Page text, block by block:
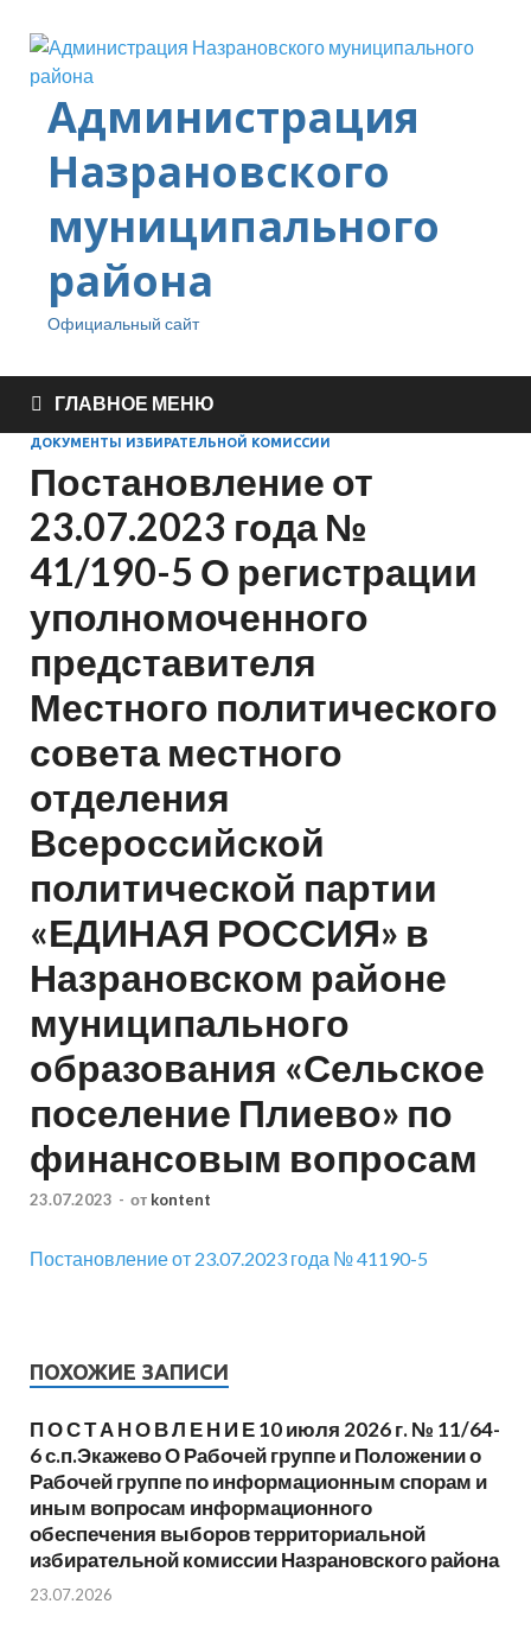
Администрация
Назрановского
муниципального
района
Официальный сайт
ГЛАВНОЕ МЕНЮ
ДОКУМЕНТЫ ИЗБИРАТЕЛЬНОЙ КОМИССИИ
Постановление от
23.07.2023 года №
41/190-5 О регистрации
уполномоченного
представителя
Местного политического
совета местного
отделения
Всероссийской
политической партии
«ЕДИНАЯ РОССИЯ» в
Назрановском районе
муниципального
образования «Сельское
поселение Плиево» по
финансовым вопросам
23.07.2023 - от kontent
Постановление от 23.07.2023 года № 41190-5
ПОХОЖИЕ ЗАПИСИ
П О С Т А Н О В Л Е Н И Е 10 июля 2026 г. № 11/64-
6 с.п.Экажево О Рабочей группе и Положении о
Рабочей группе по информационным спорам и
иным вопросам информационного
обеспечения выборов территориальной
избирательной комиссии Назрановского района
23.07.2026